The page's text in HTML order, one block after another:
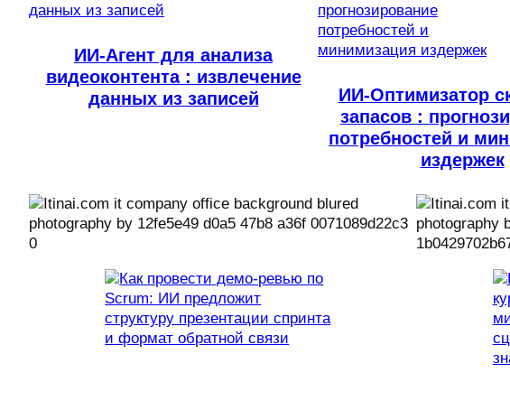
ИИ-Агент для анализа
видеоконтента : извлечение
данных из записей
ИИ-Оптимизатор
запасов :
потребностей и
издержек